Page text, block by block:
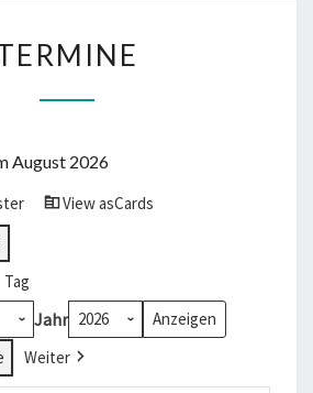
August 2026
View asCards
Tag
Jahr
Weiter